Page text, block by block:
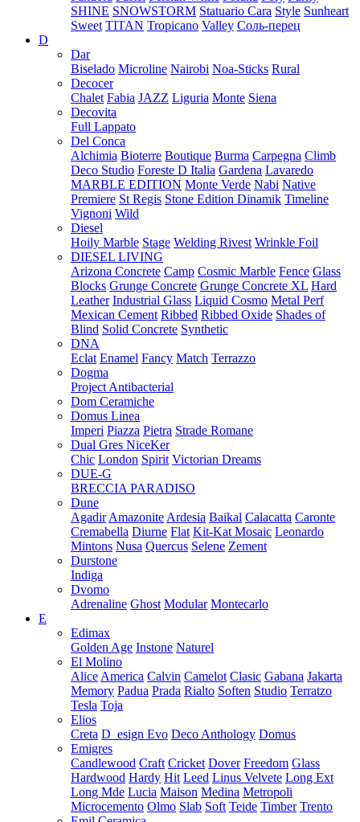
SHINE SNOWSTORM Statuario Cara Style Sunheart
Sweet TITAN Tropicano Valley Соль-перец
D
Dar
Biselado Microline Nairobi Noa-Sticks Rural
Decocer
Chalet Fabia JAZZ Liguria Monte Siena
Decovita
Full Lappato
Del Conca
Alchimia Bioterre Boutique Burma Carpegna Climb
Deco Studio Foreste D Italia Gardena Lavaredo
MARBLE EDITION Monte Verde Nabi Native
Premiere St Regis Stone Edition Dinamik Timeline
Vignoni Wild
Diesel
Hoily Marble Stage Welding Rivest Wrinkle Foil
DIESEL LIVING
Arizona Concrete Camp Cosmic Marble Fence Glass
Blocks Grunge Concrete Grunge Concrete XL Hard
Leather Industrial Glass Liquid Cosmo Metal Perf
Mexican Cement Ribbed Ribbed Oxide Shades of
Blind Solid Concrete Synthetic
DNA
Eclat Enamel Fancy Match Terrazzo
Dogma
Project Antibacterial
Dom Ceramiche
Domus Linea
Imperi Piazza Pietra Strade Romane
Dual Gres NiceKer
Chic London Spirit Victorian Dreams
DUE-G
BRECCIA PARADISO
Dune
Agadir Amazonite Ardesia Baikal Calacatta Caronte
Cremabella Diurne Flat Kit-Kat Mosaic Leonardo
Mintons Nusa Quercus Selene Zement
Durstone
Indiga
Dvomo
Adrenaline Ghost Modular Montecarlo
E
Edimax
Golden Age Instone Naturel
El Molino
Alice America Calvin Camelot Clasic Gabana Jakarta
Memory Padua Prada Rialto Soften Studio Terratzo
Tesla Toja
Elios
Creta D_esign Evo Deco Anthology Domus
Emigres
Candlewood Craft Cricket Dover Freedom Glass
Hardwood Hardy Hit Leed Linus Velvete Long Ext
Long Mde Lucia Maison Medina Metropoli
Microcemento Olmo Slab Soft Teide Timber Trento